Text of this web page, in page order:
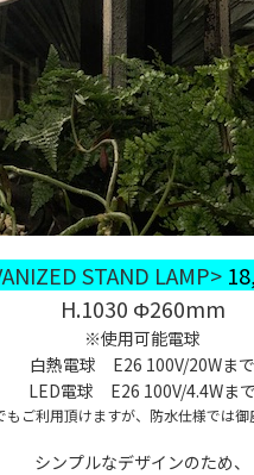
STAND LAMP>
H.1030 Φ260mm
※使用可能電球
白熱電球 E26 100V/20Wまで
LED電球 E26 100V/4.4Wま
ご利用頂けますが、防水仕様では御
シンプルなデザインのため、